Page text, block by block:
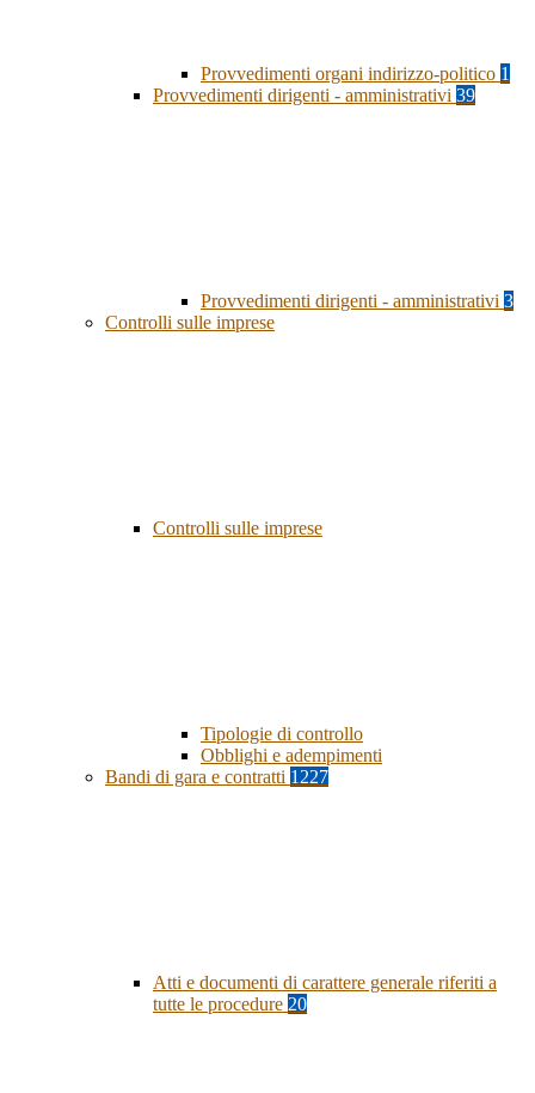
Provvedimenti organi indirizzo-politico 1
Provvedimenti dirigenti - amministrativi 39
Provvedimenti dirigenti - amministrativi 3
Controlli sulle imprese
Controlli sulle imprese
Tipologie di controllo
Obblighi e adempimenti
Bandi di gara e contratti 1227
Atti e documenti di carattere generale riferiti a
tutte le procedure 20